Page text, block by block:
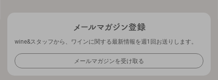
wine&スタッフから、ワインに関する最新情報を週1回お送りします。
メールマガジンを受け取る